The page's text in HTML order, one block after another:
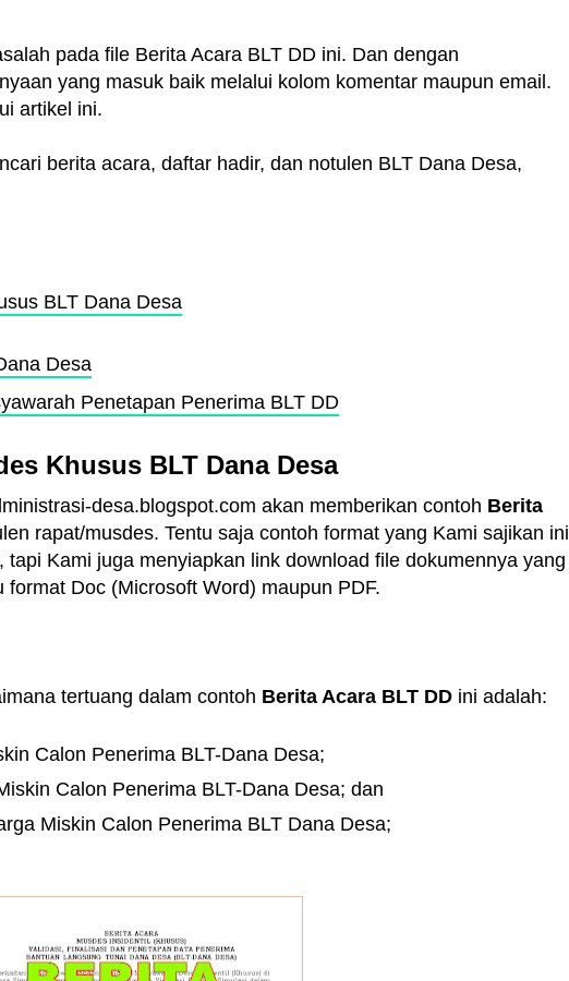
pada file Berita Acara BLT DD ini. Dan dengan
yang masuk baik melalui kolom komentar maupun email.
artikel ini.
berita acara, daftar hadir, dan notulen BLT Dana Desa,
BLT Dana Desa
Desa
Penetapan Penerima BLT DD
Khusus BLT Dana Desa
desa.blogspot.com akan memberikan contoh Berita
rapat/musdes. Tentu saja contoh format yang Kami sajikan ini
Kami juga menyiapkan link download file dokumennya yang
Doc (Microsoft Word) maupun PDF.
tertuang dalam contoh Berita Acara BLT DD ini adalah:
Calon Penerima BLT-Dana Desa;
Calon Penerima BLT-Dana Desa; dan
Miskin Calon Penerima BLT Dana Desa;